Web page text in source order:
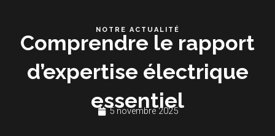
contenu
NOTRE ACTUALITÉ
Comprendre le rapport
d’expertise électrique
essentiel
5 novembre 2025